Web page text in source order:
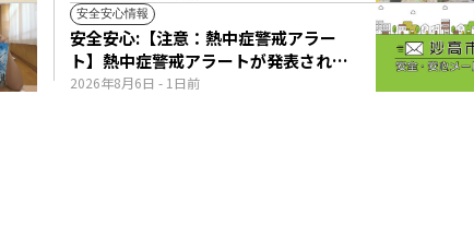
安全安心情報
2026年8月6日 - 1日前
安全安心:【注意：熱中症警戒アラー
ト】熱中症警戒アラートが発表されて
います。